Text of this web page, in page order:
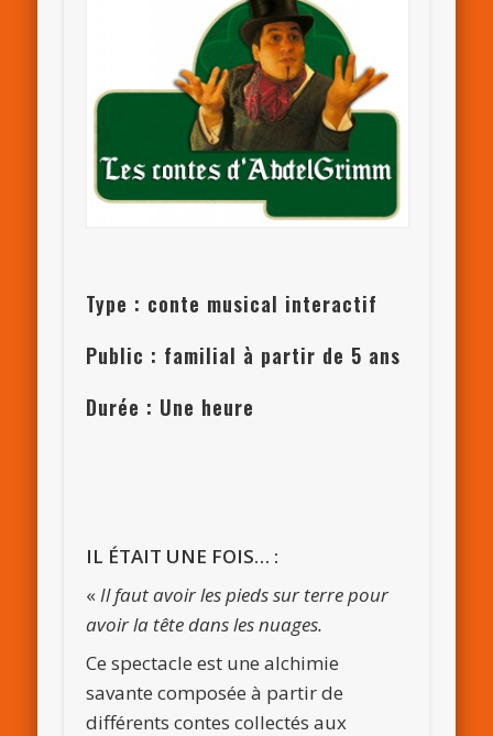
Type : conte musical interactif
Public : familial à partir de 5 ans
Durée : Une heure
IL ÉTAIT UNE FOIS… :
«Il faut avoir les pieds sur terre pour
avoir la tête dans les nuages.
Ce spectacle est une alchimie
savante composée à partir de
différents contes collectés aux